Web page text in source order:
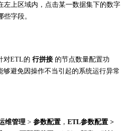
左上区域内，点击某一数据集下的数字
字段。
对ETL的 行拼接 的节点数量配置功
避免因操作不当引起的系统运行异常
维管理 > 参数配置 ， ETL参数配置 >